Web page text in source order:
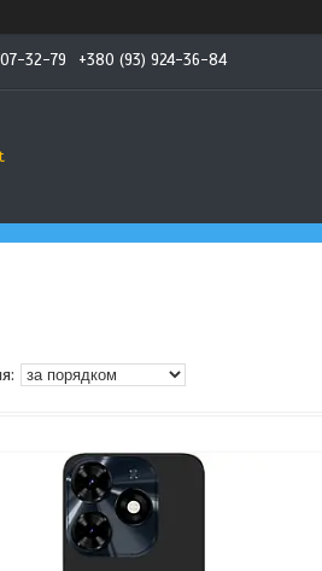
32-79 +380 (93) 924-36-84